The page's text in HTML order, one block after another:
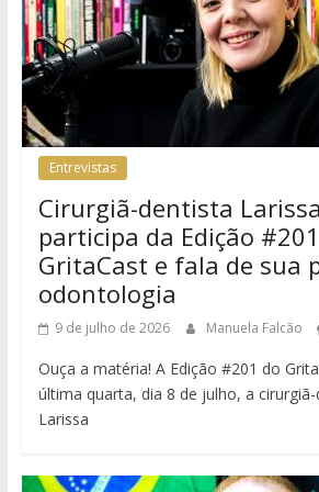
Entrevistas
Cirurgiã-dentista
participa da Edição
GritaCast e fala de sua
odontologia
9 de julho de 2026 Manuela Falcão
Ouça a matéria! A Edição #201 do
última quarta, dia 8 de julho, a
Larissa